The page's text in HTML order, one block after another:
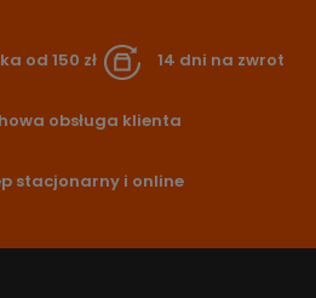
od 150 zł 14 dni na zwrot
obsługa klienta
stacjonarny i online